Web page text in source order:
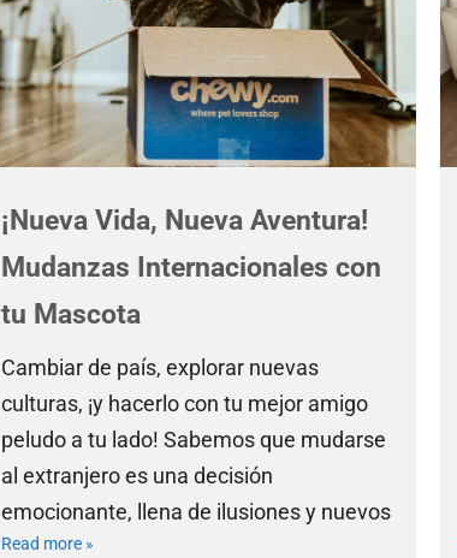
¡Nueva Vida, Nueva Aventura!
Mudanzas Internacionales con
tu Mascota
Cambiar de país, explorar nuevas
culturas, ¡y hacerlo con tu mejor amigo
peludo a tu lado! Sabemos que mudarse
al extranjero es una decisión
emocionante, llena de ilusiones y nuevos
Read more »